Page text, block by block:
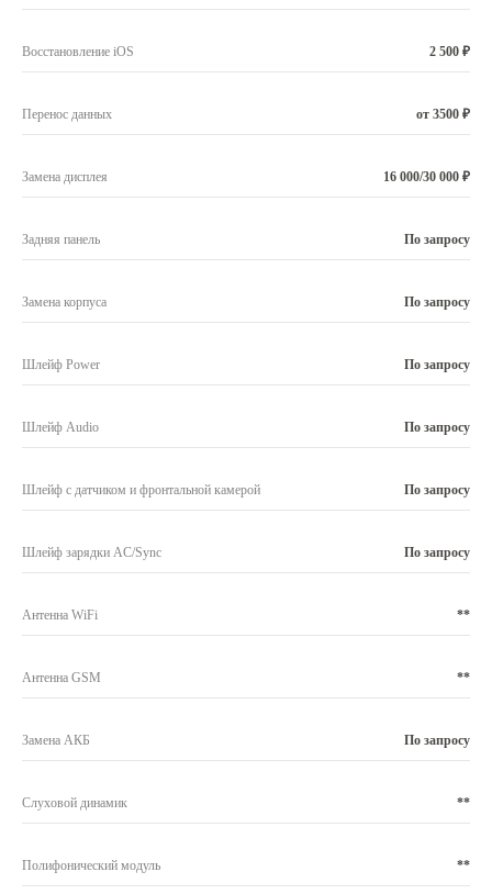
Восстановление iOS 2 500 ₽
Перенос данных от 3500 ₽
Замена дисплея 16 000/30 000 ₽
Задняя панель По запросу
Замена корпуса По запросу
Шлейф Power По запросу
Шлейф Audio По запросу
Шлейф с датчиком и фронтальной камерой По запросу
Шлейф зарядки AC/Sync По запросу
Антенна WiFi **
Антенна GSM **
Замена АКБ По запросу
Слуховой динамик **
Полифонический модуль **